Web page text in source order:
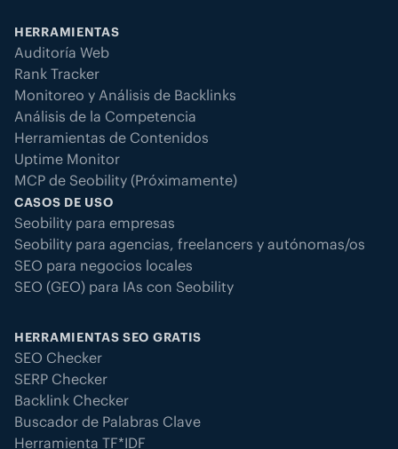
HERRAMIENTAS
Auditoría Web
Rank Tracker
Monitoreo y Análisis de Backlinks
Análisis de la Competencia
Herramientas de Contenidos
Uptime Monitor
MCP de Seobility (Próximamente)
CASOS DE USO
Seobility para empresas
Seobility para agencias, freelancers y autónomas/os
SEO para negocios locales
SEO (GEO) para IAs con Seobility
HERRAMIENTAS SEO GRATIS
SEO Checker
SERP Checker
Backlink Checker
Buscador de Palabras Clave
Herramienta TF*IDF